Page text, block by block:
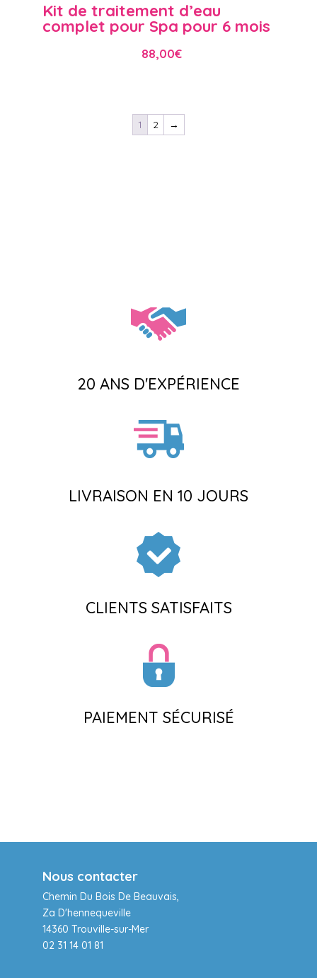
Kit de traitement d’eau
complet pour Spa pour 6 mois
88,00€
1 2 →
20 ANS D'EXPÉRIENCE
LIVRAISON EN 10 JOURS
CLIENTS SATISFAITS
PAIEMENT SÉCURISÉ
Nous contacter
Chemin Du Bois De Beauvais,
Za D'hennequeville
14360 Trouville-sur-Mer
02 31 14 01 81